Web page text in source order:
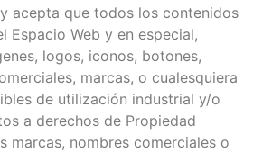
acepta que todos los contenidos
Espacio Web y en especial,
logos, iconos, botones,
marcas, o cualesquiera
de utilización industrial y/o
a derechos de Propiedad
marcas, nombres comerciales o